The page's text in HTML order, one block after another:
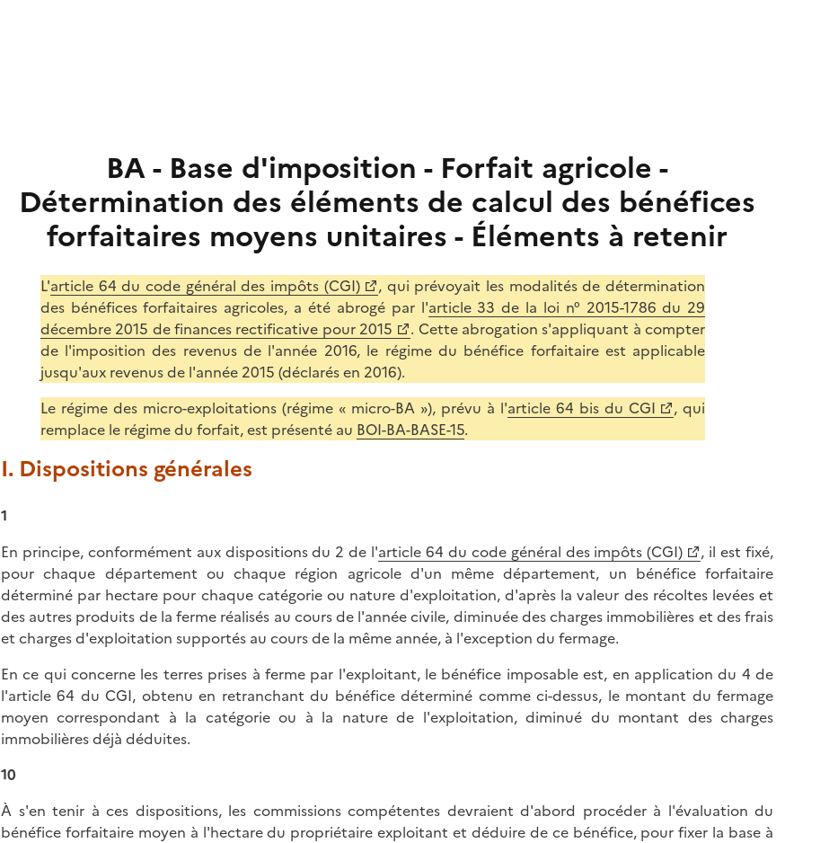
BA - Base d'imposition - Forfait agricole -
Détermination des éléments de calcul des bénéfices
forfaitaires moyens unitaires - Éléments à retenir
L'article 64 du code général des impôts (CGI)
, qui prévoyait les modalités de détermination
des bénéfices forfaitaires agricoles, a été abrogé par l'article 33 de la loi n° 2015-1786 du 29
décembre 2015 de finances rectificative pour 2015
. Cette abrogation s'appliquant à compter
de l'imposition des revenus de l'année 2016, le régime du bénéfice forfaitaire est applicable
jusqu'aux revenus de l'année 2015 (déclarés en 2016).
Le régime des micro-exploitations (régime « micro-BA »), prévu à l'article 64 bis du CGI
, qui
remplace le régime du forfait, est présenté au BOI-BA-BASE-15.
I. Dispositions générales
1
En principe, conformément aux dispositions du 2 de l'article 64 du code général des impôts (CGI)
, il est fixé,
pour chaque département ou chaque région agricole d'un même département, un bénéfice forfaitaire
déterminé par hectare pour chaque catégorie ou nature d'exploitation, d'après la valeur des récoltes levées et
des autres produits de la ferme réalisés au cours de l'année civile, diminuée des charges immobilières et des frais
et charges d'exploitation supportés au cours de la même année, à l'exception du fermage.
En ce qui concerne les terres prises à ferme par l'exploitant, le bénéfice imposable est, en application du 4 de
l'article 64 du CGI, obtenu en retranchant du bénéfice déterminé comme ci-dessus, le montant du fermage
moyen correspondant à la catégorie ou à la nature de l'exploitation, diminué du montant des charges
immobilières déjà déduites.
10
À s'en tenir à ces dispositions, les commissions compétentes devraient d'abord procéder à l'évaluation du
bénéfice forfaitaire moyen à l'hectare du propriétaire exploitant et déduire de ce bénéfice, pour fixer la base à